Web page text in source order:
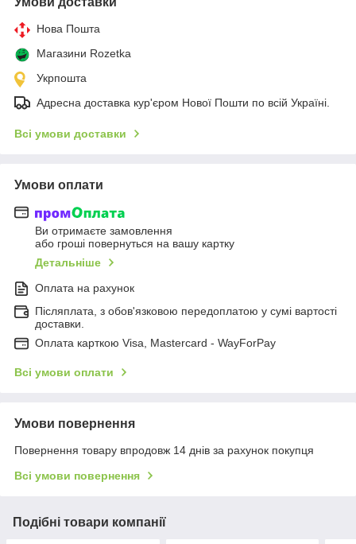
Нова Пошта
Магазини Rozetka
Укрпошта
Адресна доставка кур'єром Нової Пошти по всій Україні.
Всі умови доставки
Умови оплати
Ви отримаєте замовлення
або гроші повернуться на вашу картку
Детальніше
Оплата на рахунок
Післяплата, з обов'язковою передоплатою у сумі вартості
доставки.
Оплата карткою Visa, Mastercard - WayForPay
Всі умови оплати
Умови повернення
Повернення товару впродовж 14 днів за рахунок покупця
Всі умови повернення
Подібні товари компанії